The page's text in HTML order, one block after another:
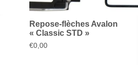
Repose-flèches Avalon
« Classic STD »
€0,00